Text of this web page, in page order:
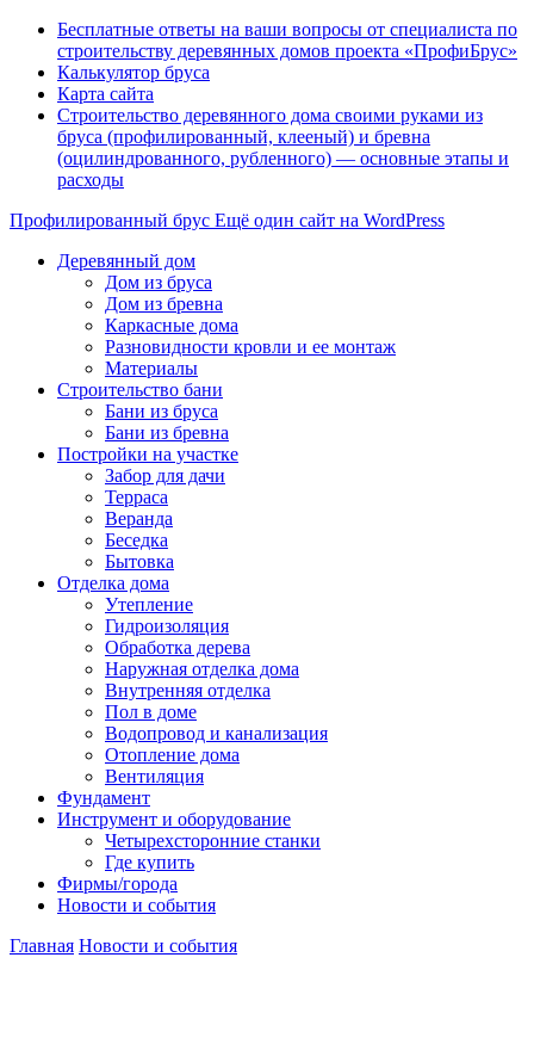
Бесплатные ответы на ваши вопросы от специалиста по
строительству деревянных домов проекта «ПрофиБрус»
Калькулятор бруса
Карта сайта
Строительство деревянного дома своими руками из
бруса (профилированный, клееный) и бревна
(оцилиндрованного, рубленного) — основные этапы и
расходы
Профилированный брус Ещё один сайт на WordPress
Деревянный дом
Дом из бруса
Дом из бревна
Каркасные дома
Разновидности кровли и ее монтаж
Материалы
Строительство бани
Бани из бруса
Бани из бревна
Постройки на участке
Забор для дачи
Терраса
Веранда
Беседка
Бытовка
Отделка дома
Утепление
Гидроизоляция
Обработка дерева
Наружная отделка дома
Внутренняя отделка
Пол в доме
Водопровод и канализация
Отопление дома
Вентиляция
Фундамент
Инструмент и оборудование
Четырехсторонние станки
Где купить
Фирмы/города
Новости и события
Главная Новости и события